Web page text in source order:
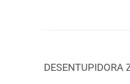
DESENTUPIDORA